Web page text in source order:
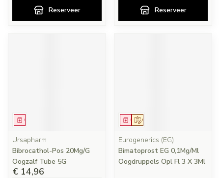
Reserveer Reserveer
Geneesmiddel
Ursapharm
Bibrocathol-Pos 20Mg/G
Oogzalf Tube 5G
€ 14,96
Op voorschrift
Geneesmiddel
Eurogenerics (EG)
Bimatoprost EG 0,1Mg/Ml
Oogdruppels Opl Fl 3 X 3Ml